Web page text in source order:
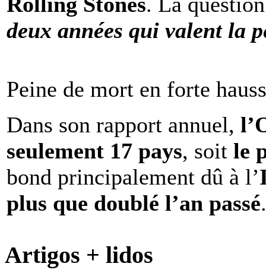
deux années qui valent la
Peine de mort en forte
Dans son rapport annuel,
seulement 17 pays, soit le
bond principalement dû à l’
plus que doublé l’an passé.
Artigos + lidos